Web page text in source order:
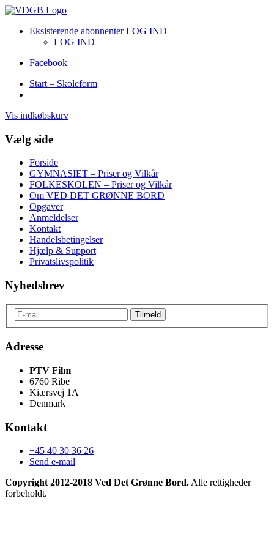
Eksisterende abonnenter LOG IND
LOG IND
Facebook
Start – Skoleform
Vis indkøbskurv
Vælg side
Forside
GYMNASIET – Priser og Vilkår
FOLKESKOLEN – Priser og Vilkår
Om VED DET GRØNNE BORD
Opgaver
Anmeldelser
Kontakt
Handelsbetingelser
Hjælp & Support
Privatslivspolitik
Nyhedsbrev
Adresse
PTV Film
6760 Ribe
Kiærsvej 1A
Denmark
Kontakt
+45 40 30 36 26
Send e-mail
Copyright 2012-2018 Ved Det Grønne Bord. Alle rettigheder
forbeholdt.